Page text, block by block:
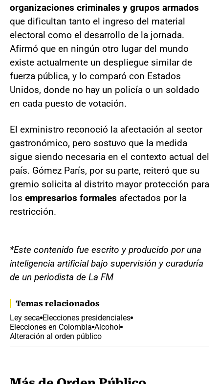
organizaciones criminales y grupos armados
que dificultan tanto el ingreso del material
electoral como el desarrollo de la jornada.
Afirmó que en ningún otro lugar del mundo
existe actualmente un despliegue similar de
fuerza pública, y lo comparó con Estados
Unidos, donde no hay un policía o un soldado
en cada puesto de votación.
El exministro reconoció la afectación al sector
gastronómico, pero sostuvo que la medida
sigue siendo necesaria en el contexto actual del
país. Gómez París, por su parte, reiteró que su
gremio solicita al distrito mayor protección para
los empresarios formales afectados por la
restricción.
*Este contenido fue escrito y producido por una
inteligencia artificial bajo supervisión y curaduría
de un periodista de La FM
Temas relacionados
Ley seca Elecciones presidenciales
Elecciones en Colombia Alcohol
Alteración al orden público